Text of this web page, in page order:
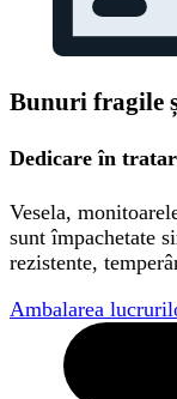
Bunuri fragile
Dedicare în
Vesela,
sunt împachetate
rezistente,
Ambalarea